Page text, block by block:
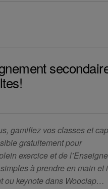
gamifiez vos classes et
gratuitement pour
exercice et de
à prendre en main et
ou keynote dans Wooclap…